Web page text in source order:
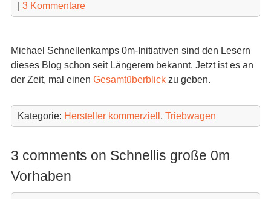
3 Kommentare
Michael Schnellenkamps 0m-Initiativen sind den Lesern
dieses Blog schon seit Längerem bekannt. Jetzt ist es an
der Zeit, mal einen Gesamtüberblick zu geben.
Kategorie: Hersteller kommerziell , Triebwagen
3 comments on Schnellis große 0m
Vorhaben